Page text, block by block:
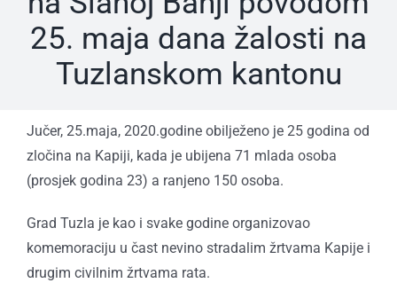
25. maja dana žalosti na
Tuzlanskom kantonu
Jučer, 25.maja, 2020.godine obilježeno je 25 godina od
zločina na Kapiji, kada je ubijena 71 mlada osoba
(prosjek godina 23) a ranjeno 150 osoba.
Grad Tuzla je kao i svake godine organizovao
komemoraciju u čast nevino stradalim žrtvama Kapije i
drugim civilnim žrtvama rata.